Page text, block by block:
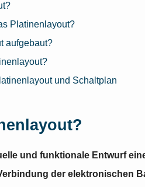
Platinenlayout?
aufgebaut?
und Schaltplan
und funktionale Entwurf
der elektronischen